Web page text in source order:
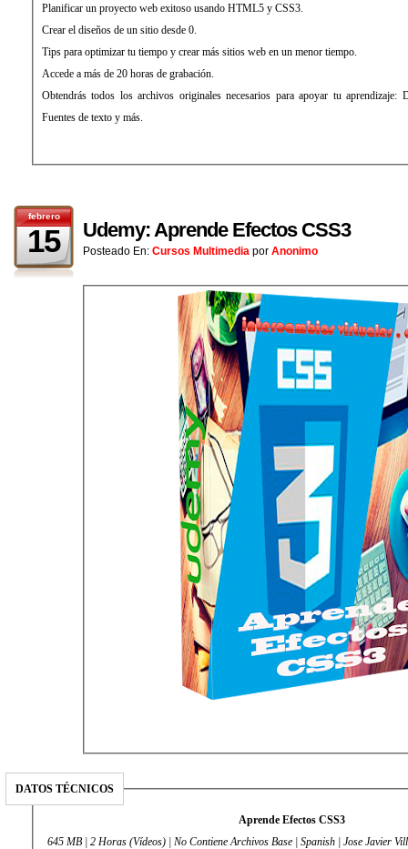
Planificar un proyecto web exitoso usando HTML5 y CSS3.
Crear el diseños de un sitio desde 0.
Tips para optimizar tu tiempo y crear más sitios web en un menor tiempo.
Accede a más de 20 horas de grabación.
Obtendrás todos los archivos originales necesarios para apoyar tu aprendizaje:
Fuentes de texto y más.
febrero
15 Udemy: Aprende Efectos CSS3
Posteado En: Cursos Multimedia por Anonimo
DATOS TÉCNICOS
Aprende Efectos CSS3
645 MB | 2 Horas (Vídeos) | No Contiene Archivos Base | Spanish | Jose Javier Villena | Desarrollo / Desarrollo